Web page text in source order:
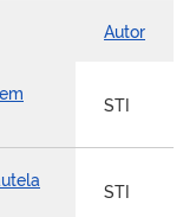
Autor
STI
STI